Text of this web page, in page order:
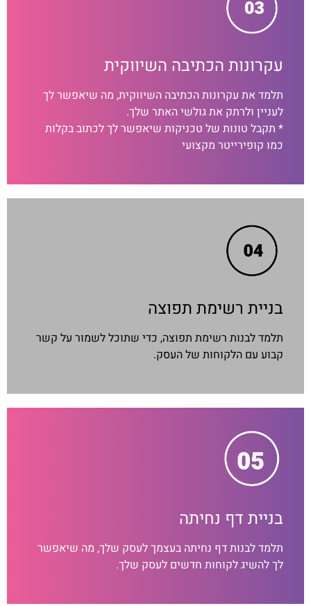
עקרונות הכתיבה השיווקית
תלמד את עקרונות הכתיבה השיווקית, מה שיאפשר לך
לעניין ולרתק את גולשי האתר שלך.
* תקבל טונות של טכניקות שיאפשר לך לכתוב בקלות
כמו קופירייטר מקצועי
בניית רשימת תפוצה
תלמד לבנות רשימת תפוצה, כדי שתוכל לשמור על קשר
קבוע עם הלקוחות של העסק.
בניית דף נחיתה
תלמד לבנות דף נחיתה בעצמך לעסק שלך, מה שיאפשר
לך להשיג לקוחות חדשים לעסק שלך.